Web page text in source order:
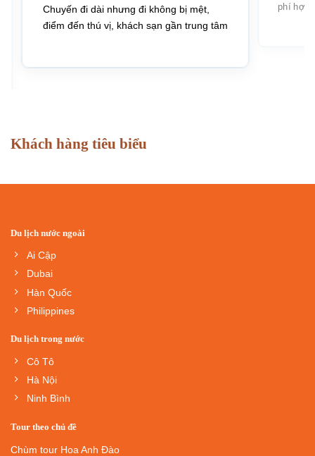
Chuyến đi dài nhưng đi không bị mệt,
điểm đến thú vị, khách sạn gần trung tâm
phí hợp
Khách hàng tiêu biểu
Du lịch nước ngoài
Ai Cập
Dubai
Hàn Quốc
Philippines
Du lịch trong nước
Cô Tô
Hà Nội
Ninh Bình
Tour theo chủ đề
Chùm tour Hoa Anh Đào